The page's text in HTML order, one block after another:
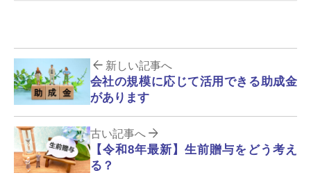
新しい記事へ
会社の規模に応じて活用できる助成金
があります
古い記事へ
【令和8年最新】生前贈与をどう考え
る？